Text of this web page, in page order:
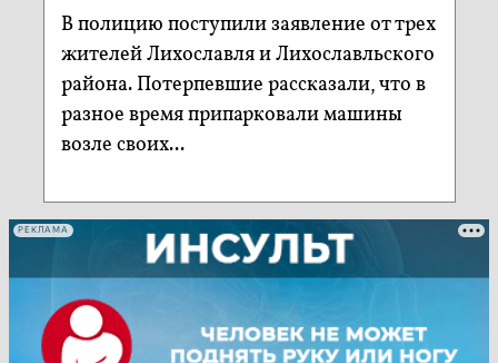
В полицию поступили заявление от трех
жителей Лихославля и Лихославльского
района. Потерпевшие рассказали, что в
разное время припарковали машины
возле своих...
РЕКЛАМА